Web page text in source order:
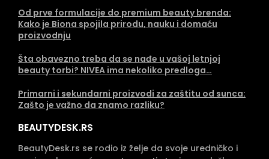
Od prve formulacije do premium beauty brenda:
Kako je Biona spojila prirodu, nauku i domaću
proizvodnju
Šta obavezno treba da se nađe u vašoj letnjoj
beauty torbi? NIVEA ima nekoliko predloga…
Primarni i sekundarni proizvodi za zaštitu od sunca:
Zašto je važno da znamo razliku?
BEAUTYDESK.RS
BeautyDesk.rs se rodio iz želje da svoje uredničko i